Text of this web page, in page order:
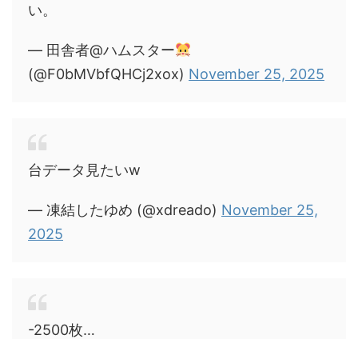
い。
— 田舎者@ハムスター
(@F0bMVbfQHCj2xox) November 25, 2025
台データ見たいw
— 凍結したゆめ (@xdreado) November 25,
2025
-2500枚…